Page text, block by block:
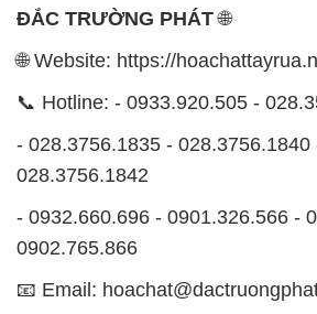
ĐẮC TRƯỜNG PHÁT🌐
🌐 Website: https://
📞 Hotline: - 0933.920.505 -
- 028.3756.1835 -
028.3756.1842
- 0932.660.696 - 0901.326.566 -
0902.765.866
📧 Email: